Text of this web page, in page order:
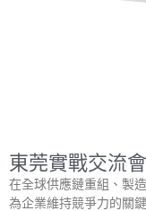
東莞實戰交流
在全球供應鏈重組、製
為企業維持競爭力的關